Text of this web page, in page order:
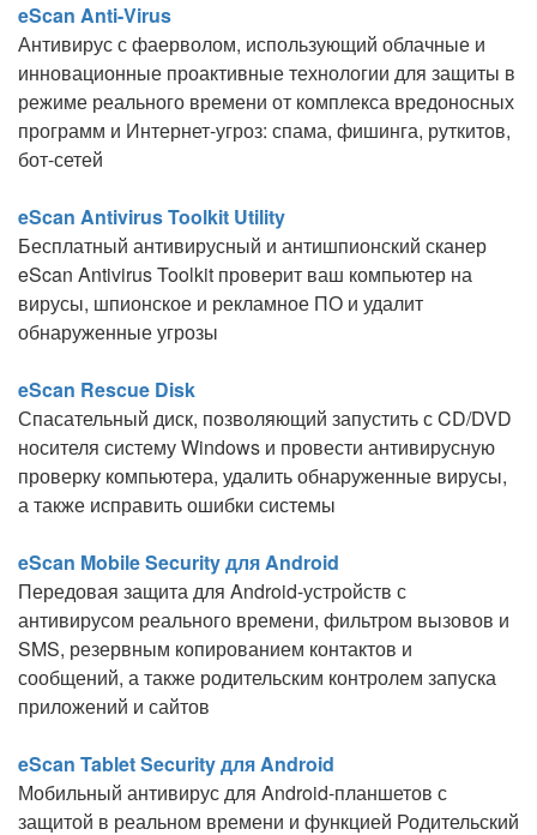
eScan Anti-Virus
Антивирус с фаерволом, использующий облачные и
инновационные проактивные технологии для защиты в
режиме реального времени от комплекса вредоносных
программ и Интернет-угроз: спама, фишинга, руткитов,
бот-сетей
eScan Antivirus Toolkit Utility
Бесплатный антивирусный и антишпионский сканер
eScan Antivirus Toolkit проверит ваш компьютер на
вирусы, шпионское и рекламное ПО и удалит
обнаруженные угрозы
eScan Rescue Disk
Спасательный диск, позволяющий запустить с CD/DVD
носителя систему Windows и провести антивирусную
проверку компьютера, удалить обнаруженные вирусы,
а также исправить ошибки системы
eScan Mobile Security для Android
Передовая защита для Android-устройств с
антивирусом реального времени, фильтром вызовов и
SMS, резервным копированием контактов и
сообщений, а также родительским контролем запуска
приложений и сайтов
eScan Tablet Security для Android
Мобильный антивирус для Android-планшетов с
защитой в реальном времени и функцией Родительский